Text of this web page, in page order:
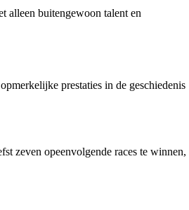
alleen buitengewoon talent en
prestaties in de geschiedenis
zeven opeenvolgende races te winnen,